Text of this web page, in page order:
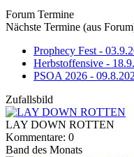
Forum Termine
Nächste Termine (aus
Prophecy Fest -
Herbstoffensive -
PSOA 2026 -
Zufallsbild
LAY DOWN ROTTEN
Kommentare: 0
Band des Monats